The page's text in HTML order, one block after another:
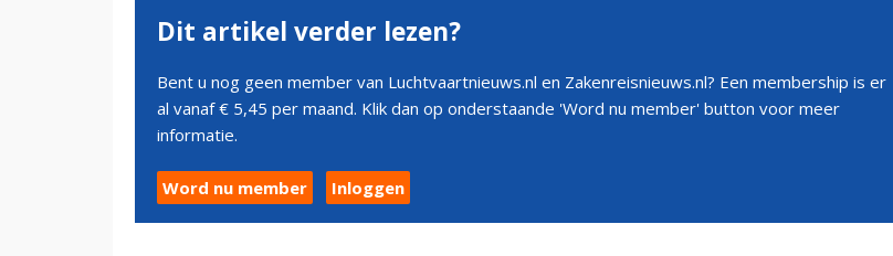
Dit artikel verder lezen?
Bent u nog geen member van Luchtvaartnieuws.nl en Zakenreisnieuws.nl? Een membership is er
al vanaf € 5,45 per maand. Klik dan op onderstaande 'Word nu member' button voor meer
informatie.
Word nu member Inloggen